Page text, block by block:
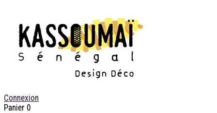
Connexion
Panier 0